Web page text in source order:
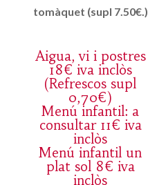
tomàquet (supl 7.50€.)
Aigua, vi i postres
18€ iva inclòs
(Refrescos supl
0,70€)
Menú infantil: a
consultar 11€ iva
inclòs
Menú infantil un
plat sol 8€ iva
inclòs